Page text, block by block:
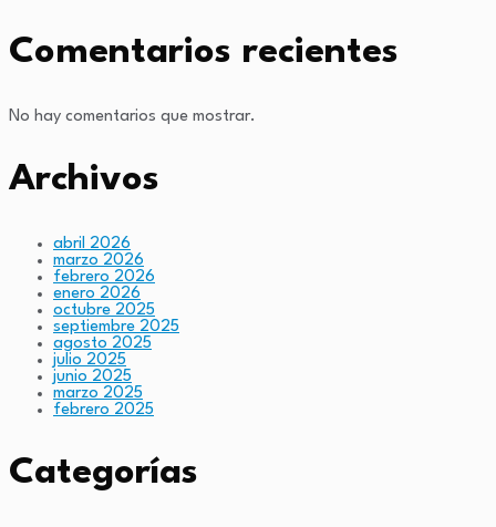
Comentarios recientes
No hay comentarios que mostrar.
Archivos
abril 2026
marzo 2026
febrero 2026
enero 2026
octubre 2025
septiembre 2025
agosto 2025
julio 2025
junio 2025
marzo 2025
febrero 2025
Categorías